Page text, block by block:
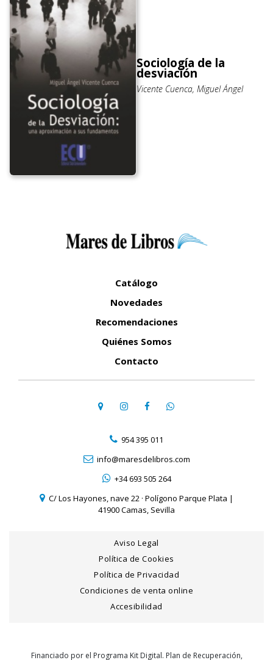
Sociología de la
desviación
Vicente Cuenca, Miguel Ángel
Catálogo
Novedades
Recomendaciones
Quiénes Somos
Contacto
954 395 011
info@maresdelibros.com
+34 693 505 264
C/ Los Hayones, nave 22 · Polígono Parque Plata |
41900 Camas, Sevilla
Aviso Legal
Política de Cookies
Política de Privacidad
Condiciones de venta online
Accesibilidad
Financiado por el Programa Kit Digital. Plan de Recuperación,